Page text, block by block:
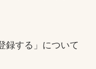
録する」について